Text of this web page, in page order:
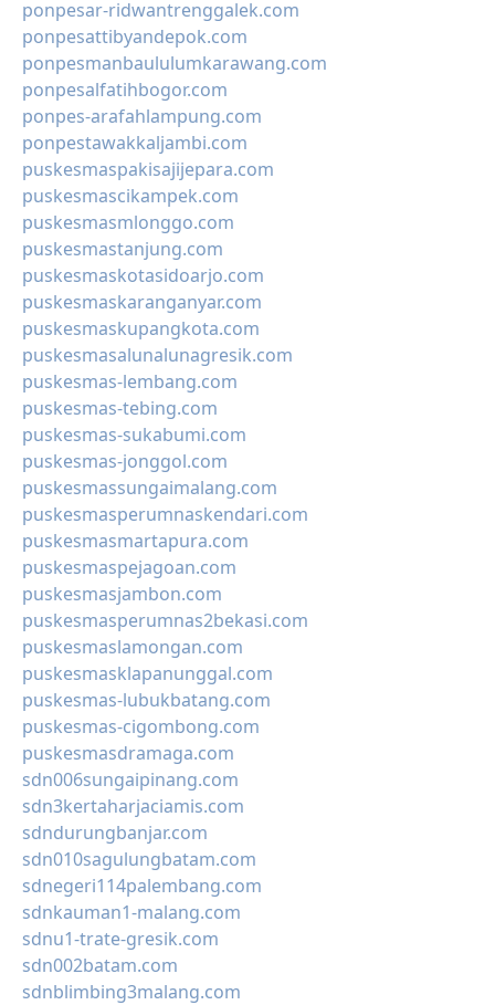
ponpesar-ridwantrenggalek.com
ponpesattibyandepok.com
ponpesmanbaululumkarawang.com
ponpesalfatihbogor.com
ponpes-arafahlampung.com
ponpestawakkaljambi.com
puskesmaspakisajijepara.com
puskesmascikampek.com
puskesmasmlonggo.com
puskesmastanjung.com
puskesmaskotasidoarjo.com
puskesmaskaranganyar.com
puskesmaskupangkota.com
puskesmasalunalunagresik.com
puskesmas-lembang.com
puskesmas-tebing.com
puskesmas-sukabumi.com
puskesmas-jonggol.com
puskesmassungaimalang.com
puskesmasperumnaskendari.com
puskesmasmartapura.com
puskesmaspejagoan.com
puskesmasjambon.com
puskesmasperumnas2bekasi.com
puskesmaslamongan.com
puskesmasklapanunggal.com
puskesmas-lubukbatang.com
puskesmas-cigombong.com
puskesmasdramaga.com
sdn006sungaipinang.com
sdn3kertaharjaciamis.com
sdndurungbanjar.com
sdn010sagulungbatam.com
sdnegeri114palembang.com
sdnkauman1-malang.com
sdnu1-trate-gresik.com
sdn002batam.com
sdnblimbing3malang.com